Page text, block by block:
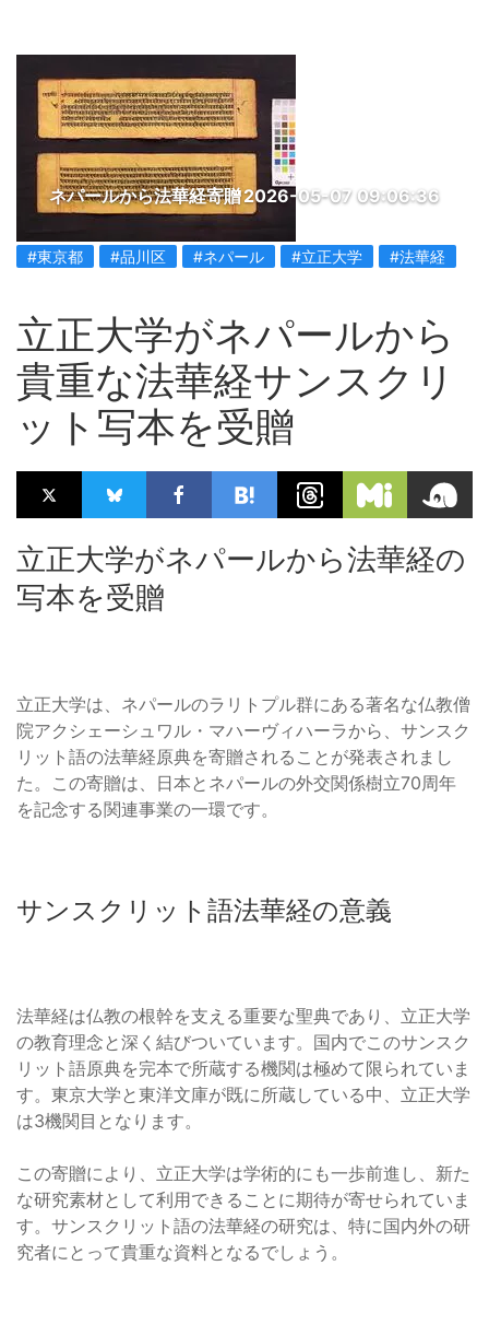
ネパールから法華経寄贈2026-05-07 09:06:36
#東京都 #品川区 #ネパール #立正大学 #法華経
立正大学がネパールから
貴重な法華経サンスクリ
ット写本を受贈
立正大学がネパールから法華経の
写本を受贈
立正大学は、ネパールのラリトプル群にある著名な仏教僧
院アクシェーシュワル・マハーヴィハーラから、サンスク
リット語の法華経原典を寄贈されることが発表されまし
た。この寄贈は、日本とネパールの外交関係樹立70周年
を記念する関連事業の一環です。
サンスクリット語法華経の意義
法華経は仏教の根幹を支える重要な聖典であり、立正大学
の教育理念と深く結びついています。国内でこのサンスク
リット語原典を完本で所蔵する機関は極めて限られていま
す。東京大学と東洋文庫が既に所蔵している中、立正大学
は3機関目となります。
この寄贈により、立正大学は学術的にも一歩前進し、新た
な研究素材として利用できることに期待が寄せられていま
す。サンスクリット語の法華経の研究は、特に国内外の研
究者にとって貴重な資料となるでしょう。